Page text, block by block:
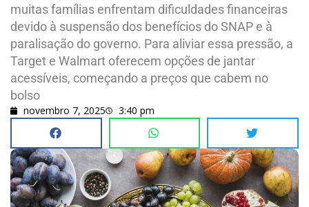
muitas famílias enfrentam dificuldades financeiras
devido à suspensão dos benefícios do SNAP e à
paralisação do governo. Para aliviar essa pressão, a
Target e Walmart oferecem opções de jantar
acessíveis, começando a preços que cabem no
bolso
novembro 7, 2025 3:40 pm